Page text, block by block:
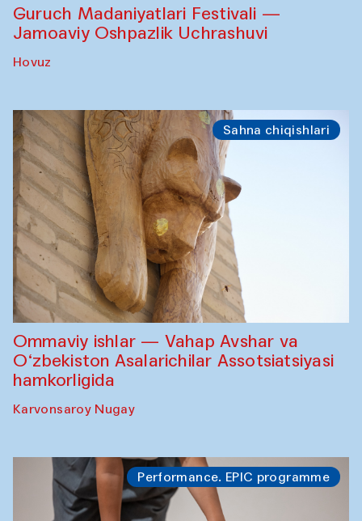
Guruch Madaniyatlari Festivali —
Jamoaviy Oshpazlik Uchrashuvi
Hovuz
Sahna chiqishlari
Ommaviy ishlar — Vahap Avshar va
O‘zbekiston Asalarichilar Assotsiatsiyasi
hamkorligida
Karvonsaroy Nugay
Performance. EPIC programme